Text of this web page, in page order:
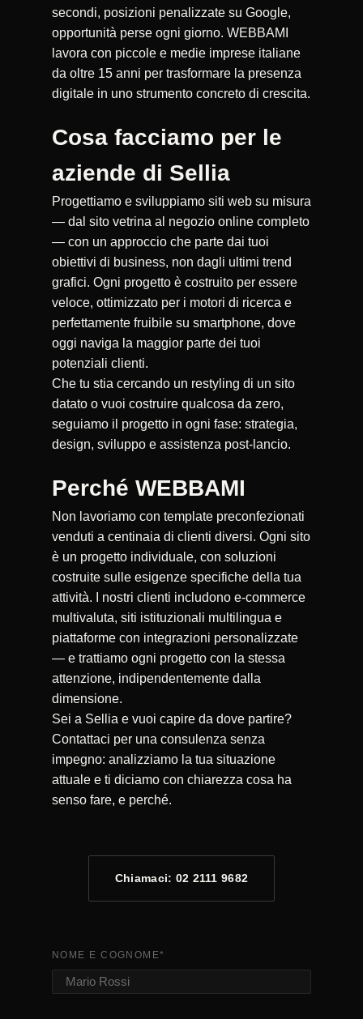
secondi, posizioni penalizzate su Google,
opportunità perse ogni giorno. WEBBAMI
lavora con piccole e medie imprese italiane
da oltre 15 anni per trasformare la presenza
digitale in uno strumento concreto di crescita.
Cosa facciamo per le
aziende di Sellia
Progettiamo e sviluppiamo siti web su misura
— dal sito vetrina al negozio online completo
— con un approccio che parte dai tuoi
obiettivi di business, non dagli ultimi trend
grafici. Ogni progetto è costruito per essere
veloce, ottimizzato per i motori di ricerca e
perfettamente fruibile su smartphone, dove
oggi naviga la maggior parte dei tuoi
potenziali clienti.
Che tu stia cercando un restyling di un sito
datato o vuoi costruire qualcosa da zero,
seguiamo il progetto in ogni fase: strategia,
design, sviluppo e assistenza post-lancio.
Perché WEBBAMI
Non lavoriamo con template preconfezionati
venduti a centinaia di clienti diversi. Ogni sito
è un progetto individuale, con soluzioni
costruite sulle esigenze specifiche della tua
attività. I nostri clienti includono e-commerce
multivaluta, siti istituzionali multilingua e
piattaforme con integrazioni personalizzate
— e trattiamo ogni progetto con la stessa
attenzione, indipendentemente dalla
dimensione.
Sei a Sellia e vuoi capire da dove partire?
Contattaci per una consulenza senza
impegno: analizziamo la tua situazione
attuale e ti diciamo con chiarezza cosa ha
senso fare, e perché.
Chiamaci: 02 2111 9682
NOME E COGNOME*